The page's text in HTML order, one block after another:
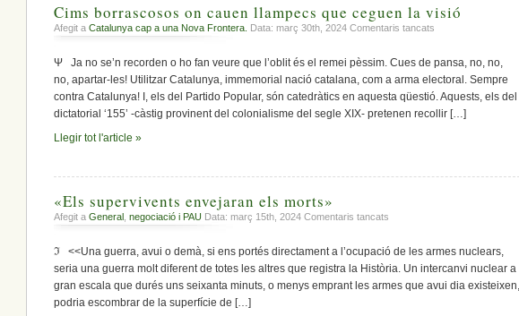
Cims borrascosos on cauen llampecs que ceguen la visió
Afegit a Catalunya cap a una Nova Frontera. Data: març 30th, 2024 Comentaris tancats
llampecs
que
Ψ Ja no se’n recorden o ho fan veure que l’oblit és el remei pèssim. Cues de pansa, no, no,
no, apartar-les! Utilitzar Catalunya, immemorial nació catalana, com a arma electoral. Sempre
contra Catalunya! I, els del Partido Popular, són catedràtics en aquesta qüestió. Aquests, els del
dictatorial ‘155’ -càstig provinent del colonialisme del segle XIX- pretenen recollir […]
Llegir tot l'article »
«Els supervivents envejaran els morts»
Afegit a General negociació i PAU Data: març 15th, 2024 Comentaris tancats
supervivents
morts»
ℑ <<Una guerra, avui o demà, si ens portés directament a l’ocupació de les armes nuclears,
seria una guerra molt diferent de totes les altres que registra la Història. Un intercanvi nuclear a
gran escala que durés uns seixanta minuts, o menys emprant les armes que avui dia existeixen,
podria escombrar de la superfície de […]